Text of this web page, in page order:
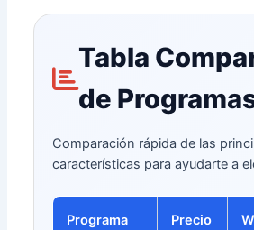
Tabla
de
Comparación rápida de las
características para ayudarte a
Programa Precio